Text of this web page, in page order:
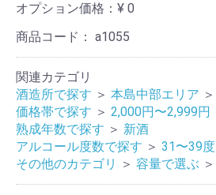
オプション価格：¥ 0
商品コード： a1055
関連カテゴリ
酒造所で探す ＞ 本島中部エリア ＞
価格帯で探す ＞ 2,000円〜2,999円
熟成年数で探す ＞ 新酒
アルコール度数で探す ＞ 31〜39度
その他のカテゴリ
＞ 容量で選ぶ ＞